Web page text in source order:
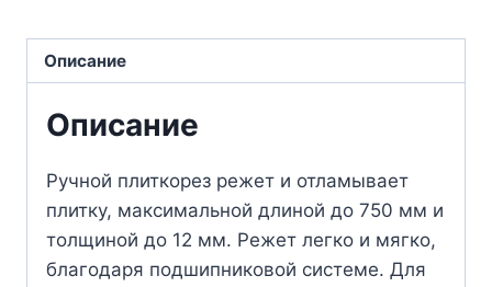
Описание
Описание
Ручной плиткорез режет и отламывает
плитку, максимальной длиной до 750 мм и
толщиной до 12 мм. Режет легко и мягко,
благодаря подшипниковой системе. Для